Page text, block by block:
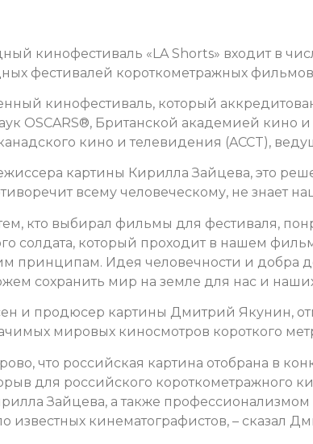
кинофестиваль «LA Shorts» входит в
фестивалей короткометражных
кинофестиваль, который
OSCARS®, Британской академией кино
кино и телевидения (ACCT),
картины Кирилла Зайцева, это
всему человеческому, не знает
кто выбирал фильмы для фестиваля,
солдата, который проходит в нашем
принципам. Идея человечности и добра
сохранить мир на земле для нас и
и продюсер картины Дмитрий Якунин,
мировых киносмотров короткого
что российская картина отобрана в
для российского короткометражного
Зайцева, а также
известных кинематографистов, – сказал